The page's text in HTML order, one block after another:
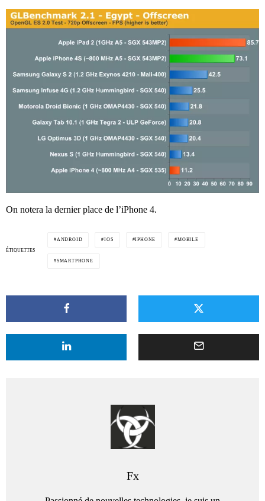
On notera la dernier place de l’iPhone 4.
ÉTIQUETTES
ANDROID IOS IPHONE MOBILE
SMARTPHONE
Fx